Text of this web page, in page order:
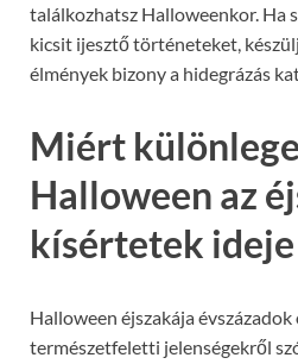
találkozhatsz Halloweenkor. Ha
kicsit ijesztő történeteket,
élmények bizony a hidegrázás
Miért
Halloween az
kísértetek ideje
Halloween éjszakája
természetfeletti jelenségekről